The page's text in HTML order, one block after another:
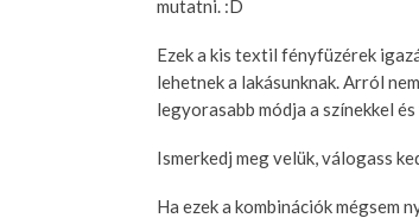
mutatni. :D
Ezek a kis textil fényfüzérek
lehetnek a lakásunknak. Arról
legyorasabb módja a színekkel
Ismerkedj meg velük, válogass
Ha ezek a kombinációk mégsem